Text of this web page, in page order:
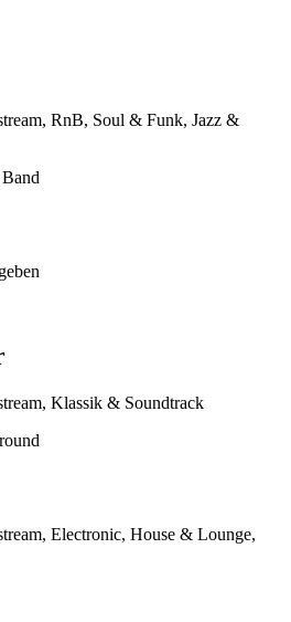
RnB, Soul & Funk, Jazz &
Klassik & Soundtrack
Electronic, House & Lounge,